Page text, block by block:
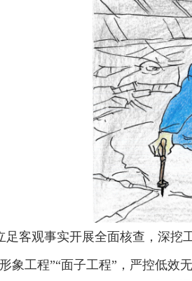
足客观事实开展全面核查，深
象工程”“面子工程”，严控低效